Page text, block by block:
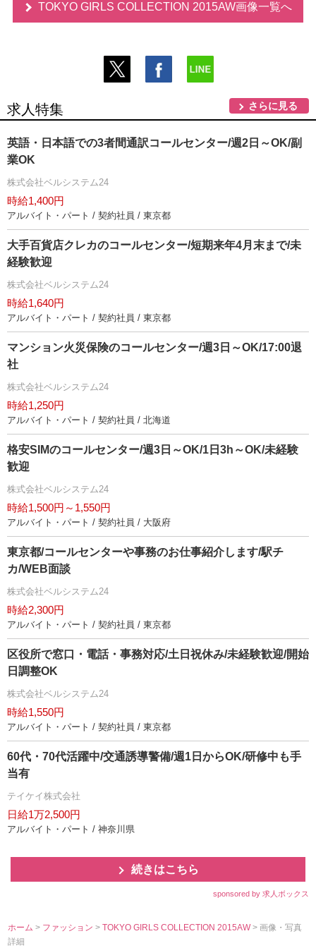
TOKYO GIRLS COLLECTION 2015AW画像一覧へ
求人特集 さらに見る
英語・日本語での3者間通訳コールセンター/週2日～OK/副
業OK
株式会社ベルシステム24
時給1,400円
アルバイト・パート / 契約社員 / 東京都
大手百貨店クレカのコールセンター/短期来年4月末まで/未
経験歓迎
株式会社ベルシステム24
時給1,640円
アルバイト・パート / 契約社員 / 東京都
マンション火災保険のコールセンター/週3日～OK/17:00退
社
株式会社ベルシステム24
時給1,250円
アルバイト・パート / 契約社員 / 北海道
格安SIMのコールセンター/週3日～OK/1日3h～OK/未経験
歓迎
株式会社ベルシステム24
時給1,500円～1,550円
アルバイト・パート / 契約社員 / 大阪府
東京都/コールセンターや事務のお仕事紹介します/駅チ
カ/WEB面談
株式会社ベルシステム24
時給2,300円
アルバイト・パート / 契約社員 / 東京都
区役所で窓口・電話・事務対応/土日祝休み/未経験歓迎/開始
日調整OK
株式会社ベルシステム24
時給1,550円
アルバイト・パート / 契約社員 / 東京都
60代・70代活躍中/交通誘導警備/週1日からOK/研修中も手
当有
テイケイ株式会社
日給1万2,500円
アルバイト・パート / 神奈川県
続きはこちら
sponsored by 求人ボックス
ホーム > ファッション>TOKYO GIRLS COLLECTION 2015AW> 画像・写真
詳細